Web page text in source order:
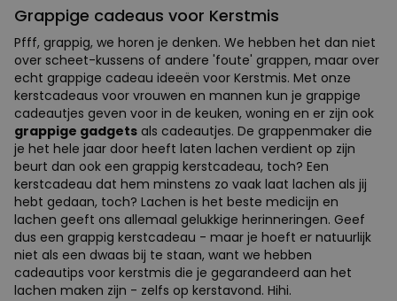
Grappige cadeaus voor Kerstmis
Pfff, grappig, we horen je denken. We hebben het dan niet
over scheet-kussens of andere 'foute' grappen, maar over
echt grappige cadeau ideeën voor Kerstmis. Met onze
kerstcadeaus voor vrouwen en mannen kun je grappige
cadeautjes geven voor in de keuken, woning en er zijn ook
grappige gadgets als cadeautjes. De grappenmaker die
je het hele jaar door heeft laten lachen verdient op zijn
beurt dan ook een grappig kerstcadeau, toch? Een
kerstcadeau dat hem minstens zo vaak laat lachen als jij
hebt gedaan, toch? Lachen is het beste medicijn en
lachen geeft ons allemaal gelukkige herinneringen. Geef
dus een grappig kerstcadeau - maar je hoeft er natuurlijk
niet als een dwaas bij te staan, want we hebben
cadeautips voor kerstmis die je gegarandeerd aan het
lachen maken zijn - zelfs op kerstavond. Hihi.